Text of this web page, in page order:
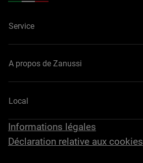
Service
A propos de Zanussi
Local
Informations légales
Déclaration relative aux cookies